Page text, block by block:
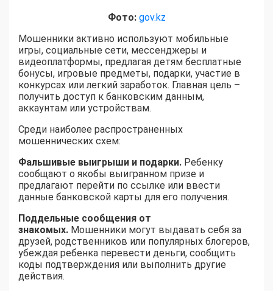
Фото:gov.kz
Мошенники активно используют мобильные
игры, социальные сети, мессенджеры и
видеоплатформы, предлагая детям бесплатные
бонусы, игровые предметы, подарки, участие в
конкурсах или легкий заработок. Главная цель –
получить доступ к банковским данным,
аккаунтам или устройствам.
Среди наиболее распространенных
мошеннических схем:
Фальшивые выигрыши и подарки. Ребенку
сообщают о якобы выигранном призе и
предлагают перейти по ссылке или ввести
данные банковской карты для его получения.
Поддельные сообщения от
знакомых. Мошенники могут выдавать себя за
друзей, родственников или популярных блогеров,
убеждая ребенка перевести деньги, сообщить
коды подтверждения или выполнить другие
действия.